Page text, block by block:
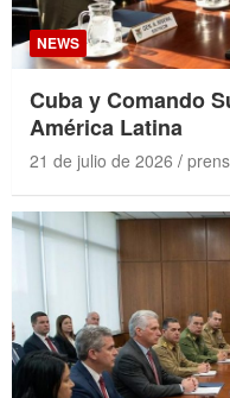
NEWS
Cuba y Comando
América Latina
21 de julio de 2026